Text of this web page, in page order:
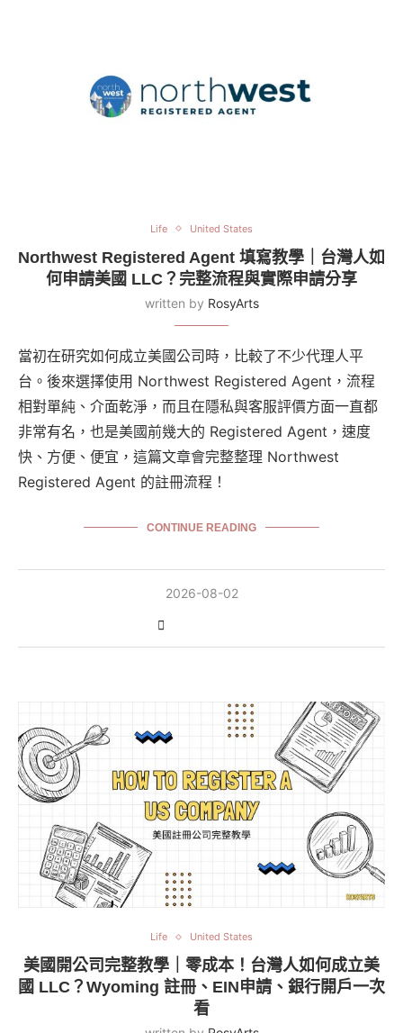
Life United States
Northwest Registered Agent 填寫教學｜台灣人如
何申請美國 LLC？完整流程與實際申請分享
written by RosyArts
當初在研究如何成立美國公司時，比較了不少代理人平
台。後來選擇使用 Northwest Registered Agent，流程
相對單純、介面乾淨，而且在隱私與客服評價方面一直都
非常有名，也是美國前幾大的 Registered Agent，速度
快、方便、便宜，這篇文章會完整整理 Northwest
Registered Agent 的註冊流程！
CONTINUE READING
2026-08-02
Life United States
美國開公司完整教學｜零成本！台灣人如何成立美
國 LLC？Wyoming 註冊、EIN申請、銀行開戶一次
看